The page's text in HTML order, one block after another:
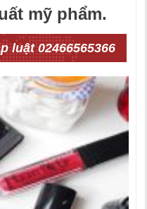
mỹ phẩm.
luật 02466565366